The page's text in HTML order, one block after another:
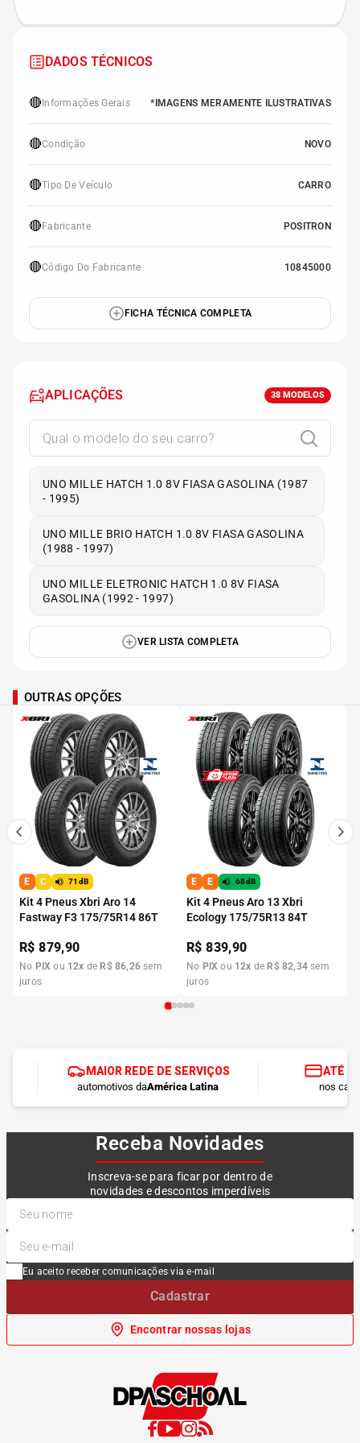
DADOS TÉCNICOS
🔴 Informações Gerais *IMAGENS MERAMENTE ILUSTRATIVAS
🔴Condição NOVO
🔴Tipo De Veículo CARRO
🔴 Fabricante POSITRON
🔴Código Do Fabricante 10845000
FICHA TÉCNICA COMPLETA
APLICAÇÕES 38 MODELOS
UNO MILLE HATCH 1.0 8V FIASA GASOLINA (1987
- 1995)
UNO MILLE BRIO HATCH 1.0 8V FIASA GASOLINA
(1988 - 1997)
UNO MILLE ELETRONIC HATCH 1.0 8V FIASA
GASOLINA (1992 - 1997)
VER LISTA COMPLETA
OUTRAS OPÇÕES
E C 71dB
Kit 4 Pneus Xbri Aro 14
Fastway F3 175/75R14 86T
R$879,90
No PIX ou 12x de R$ 86,26 sem
juros
E E 68dB
Kit 4 Pneus Aro 13 Xbri
Ecology 175/75R13 84T
R$839,90
No PIX ou 12x de R$ 82,34 sem
juros
MAIOR REDE DE SERVIÇOS
automotivos daAmérica Latina
ATÉ
nos
Receba Novidades
Inscreva-se para ficar por dentro de
novidades e descontos imperdíveis
Eu aceito receber comunicações via e-mail
Cadastrar
Encontrar nossas lojas